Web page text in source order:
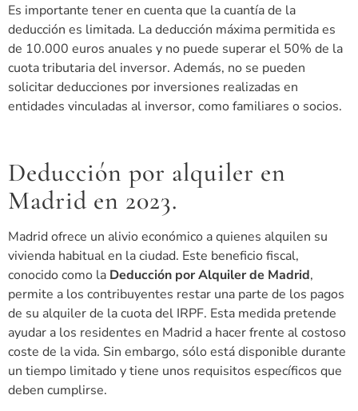
Es importante tener en cuenta que la cuantía de la
deducción es limitada. La deducción máxima permitida es
de 10.000 euros anuales y no puede superar el 50% de la
cuota tributaria del inversor. Además, no se pueden
solicitar deducciones por inversiones realizadas en
entidades vinculadas al inversor, como familiares o socios.
Deducción por alquiler en
Madrid en 2023.
Madrid ofrece un alivio económico a quienes alquilen su
vivienda habitual en la ciudad. Este beneficio fiscal,
conocido como la Deducción por Alquiler de Madrid,
permite a los contribuyentes restar una parte de los pagos
de su alquiler de la cuota del IRPF. Esta medida pretende
ayudar a los residentes en Madrid a hacer frente al costoso
coste de la vida. Sin embargo, sólo está disponible durante
un tiempo limitado y tiene unos requisitos específicos que
deben cumplirse.